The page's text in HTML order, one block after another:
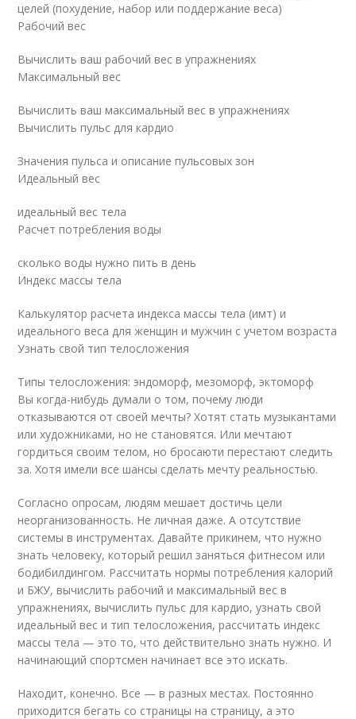
целей (похудение, набор или поддержание веса)
Рабочий вес
Вычислить ваш рабочий вес в упражнениях
Максимальный вес
Вычислить ваш максимальный вес в упражнениях
Вычислить пульс для кардио
Значения пульса и описание пульсовых зон
Идеальный вес
идеальный вес тела
Расчет потребления воды
сколько воды нужно пить в день
Индекс массы тела
Калькулятор расчета индекса массы тела (имт) и
идеального веса для женщин и мужчин с учетом возраста
Узнать свой тип телосложения
Типы телосложения: эндоморф, мезоморф, эктоморф
Вы когда-нибудь думали о том, почему люди
отказываются от своей мечты? Хотят стать музыкантами
или художниками, но не становятся. Или мечтают
гордиться своим телом, но бросаюти перестают следить
за. Хотя имели все шансы сделать мечту реальностью.
Согласно опросам, людям мешает достичь цели
неорганизованность. Не личная даже. А отсутствие
системы в инструментах. Давайте прикинем, что нужно
знать человеку, который решил заняться фитнесом или
бодибилдингом. Рассчитать нормы потребления калорий
и БЖУ, вычислить рабочий и максимальный вес в
упражнениях, вычислить пульс для кардио, узнать свой
идеальный вес и тип телосложения, рассчитать индекс
массы тела — это то, что действительно знать нужно. И
начинающий спортсмен начинает все это искать.
Находит, конечно. Все — в разных местах. Постоянно
приходится бегать со страницы на страницу, а это